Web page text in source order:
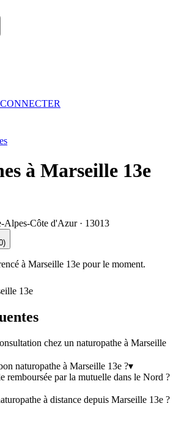
à Marseille 13e
Alpes-Côte d'Azur· 13013
)
à Marseille 13e pour le moment.
13e
chez un naturopathe à Marseille
naturopathe à Marseille 13e ?▾
remboursée par la mutuelle dans le Nord ?
à distance depuis Marseille 13e ?